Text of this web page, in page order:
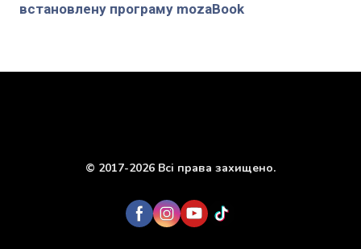
встановлену програму mozaBook
© 2017-2026 Всі права захищено.